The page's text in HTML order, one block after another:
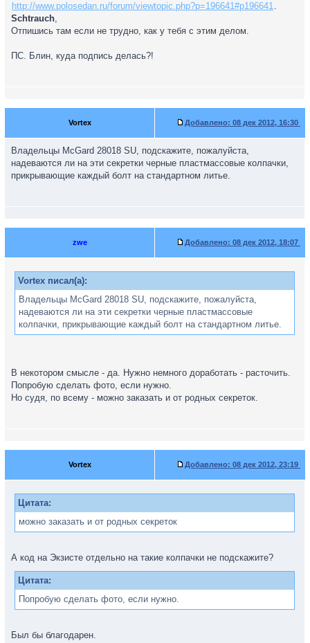
http://www.polosedan.ru/forum/viewtopic.php?p=196641#p196641.
Schtrauch,
Отпишись там если не трудно, как у тебя с этим делом.
ПС. Блин, куда подпись делась?!
Vortex Добавлено: 08 дек 2012, 16:30
Владельцы McGard 28018 SU, подскажите, пожалуйста,
надеваются ли на эти секретки черные пластмассовые колпачки,
прикрывающие каждый болт на стандартном литье.
zwe Добавлено: 08 дек 2012, 18:07
Vortex писал(а):
Владельцы McGard 28018 SU, подскажите, пожалуйста,
надеваются ли на эти секретки черные пластмассовые
колпачки, прикрывающие каждый болт на стандартном литье.
В некотором смысле - да. Нужно немного доработать - расточить.
Попробую сделать фото, если нужно.
Но судя, по всему - можно заказать и от родных секреток.
Vortex Добавлено: 08 дек 2012, 23:19
Цитата:
можно заказать и от родных секреток
А код на Экзисте отдельно на такие колпачки не подскажите?
Цитата:
Попробую сделать фото, если нужно.
Был бы благодарен.